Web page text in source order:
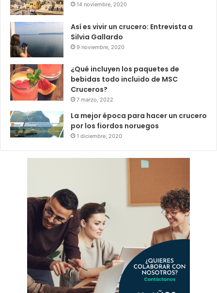
14 noviembre, 2020
Así es vivir un crucero: Entrevista a
Silvia Gallardo
9 noviembre, 2020
¿Qué incluyen los paquetes de
bebidas todo incluido de MSC
Cruceros?
7 marzo, 2022
La mejor época para hacer un crucero
por los fiordos noruegos
1 diciembre, 2020